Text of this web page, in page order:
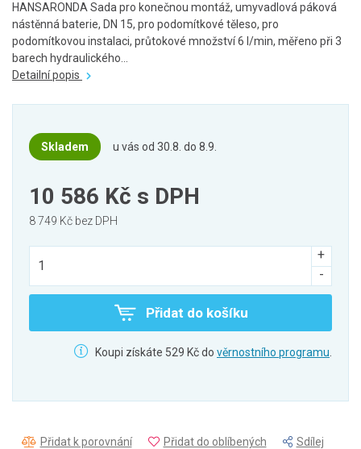
HANSARONDA Sada pro konečnou montáž, umyvadlová páková
nástěnná baterie, DN 15, pro podomítkové těleso, pro
podomítkovou instalaci, průtokové množství 6 l/min, měřeno při 3
barech hydraulického...
Detailní popis
Skladem u vás od 30.8. do 8.9.
10 586 Kč s DPH
8 749 Kč bez DPH
Přidat do košíku
Koupi získáte 529 Kč do věrnostního programu
Přidat k porovnání Přidat do oblíbených
Sdílej